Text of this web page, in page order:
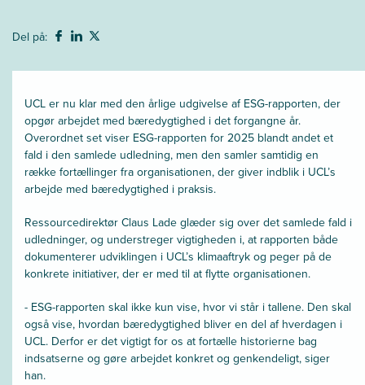
Del på:
UCL er nu klar med den årlige udgivelse af ESG-rapporten, der
opgør arbejdet med bæredygtighed i det forgangne år.
Overordnet set viser ESG-rapporten for 2025 blandt andet et
fald i den samlede udledning, men den samler samtidig en
række fortællinger fra organisationen, der giver indblik i UCL’s
arbejde med bæredygtighed i praksis.
Ressourcedirektør Claus Lade glæder sig over det samlede fald i
udledninger, og understreger vigtigheden i, at rapporten både
dokumenterer udviklingen i UCL’s klimaaftryk og peger på de
konkrete initiativer, der er med til at flytte organisationen.
- ESG-rapporten skal ikke kun vise, hvor vi står i tallene. Den skal
også vise, hvordan bæredygtighed bliver en del af hverdagen i
UCL. Derfor er det vigtigt for os at fortælle historierne bag
indsatserne og gøre arbejdet konkret og genkendeligt, siger
han.